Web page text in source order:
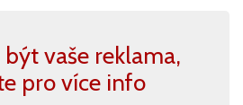
vaše reklama,
pro více info